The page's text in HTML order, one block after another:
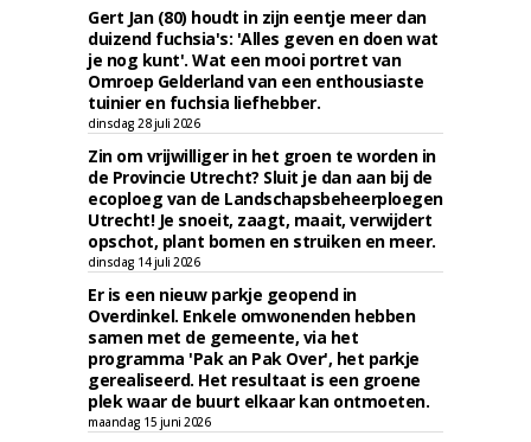
Gert Jan (80) houdt in zijn eentje meer dan
duizend fuchsia's: 'Alles geven en doen wat
je nog kunt'. Wat een mooi portret van
Omroep Gelderland van een enthousiaste
tuinier en fuchsia liefhebber.
dinsdag 28 juli 2026
Zin om vrijwilliger in het groen te worden in
de Provincie Utrecht? Sluit je dan aan bij de
ecoploeg van de Landschapsbeheerploegen
Utrecht! Je snoeit, zaagt, maait, verwijdert
opschot, plant bomen en struiken en meer.
dinsdag 14 juli 2026
Er is een nieuw parkje geopend in
Overdinkel. Enkele omwonenden hebben
samen met de gemeente, via het
programma 'Pak an Pak Over', het parkje
gerealiseerd. Het resultaat is een groene
plek waar de buurt elkaar kan ontmoeten.
maandag 15 juni 2026